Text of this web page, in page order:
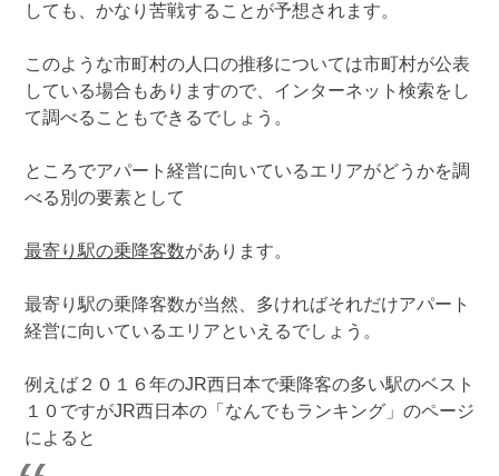
しても、かなり苦戦することが予想されます。
このような市町村の人口の推移については市町村が公表
している場合もありますので、インターネット検索をし
て調べることもできるでしょう。
ところでアパート経営に向いているエリアがどうかを調
べる別の要素として
最寄り駅の乗降客数があります。
最寄り駅の乗降客数が当然、多ければそれだけアパート
経営に向いているエリアといえるでしょう。
例えば２０１６年のJR西日本で乗降客の多い駅のベスト
１０ですがJR西日本の「なんでもランキング」のページ
によると